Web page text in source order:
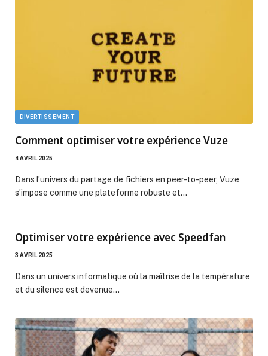
DIVERTISSEMENT
Comment optimiser votre expérience Vuze
4 AVRIL 2025
Dans l’univers du partage de fichiers en peer-to-peer, Vuze
s’impose comme une plateforme robuste et…
Optimiser votre expérience avec Speedfan
3 AVRIL 2025
Dans un univers informatique où la maîtrise de la température
et du silence est devenue…